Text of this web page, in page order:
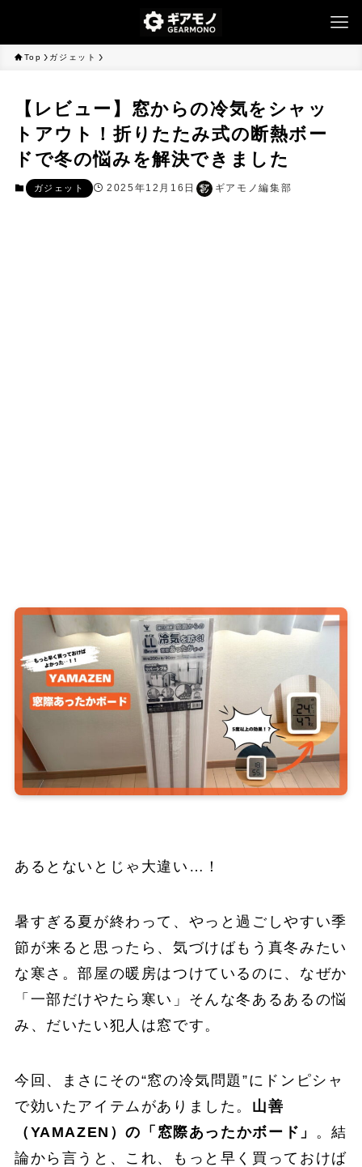
Top ガジェット
【レビュー】窓からの冷気をシャッ
トアウト！折りたたみ式の断熱ボー
ドで冬の悩みを解決できました
ガジェット 2025年12月16日 ギアモノ編集部
あるとないとじゃ大違い…！
暑すぎる夏が終わって、やっと過ごしやすい季
節が来ると思ったら、気づけばもう真冬みたい
な寒さ。部屋の暖房はつけているのに、なぜか
「一部だけやたら寒い」そんな冬あるあるの悩
み、だいたい犯人は窓です。
今回、まさにその“窓の冷気問題”にドンピシャ
で効いたアイテムがありました。 山善
（YAMAZEN）の「窓際あったかボード」
。結
論から言うと、これ、もっと早く買っておけば